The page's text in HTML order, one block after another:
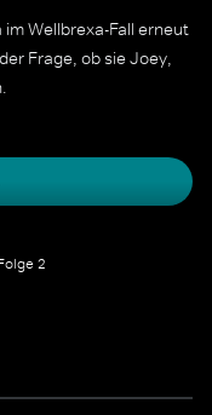
Wellbrexa-Fall erneut
Frage, ob sie Joey,
2